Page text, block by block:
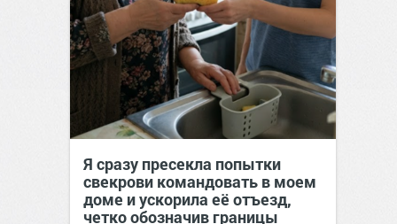
Я сразу пресекла попытки
свекрови командовать в моем
доме и ускорила её отъезд,
четко обозначив границы